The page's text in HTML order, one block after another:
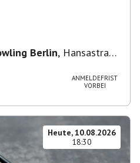
Berlin, Hansastraße
ANMELDEFRIST
VORBEI
Heute, 10.08.2026
18:30